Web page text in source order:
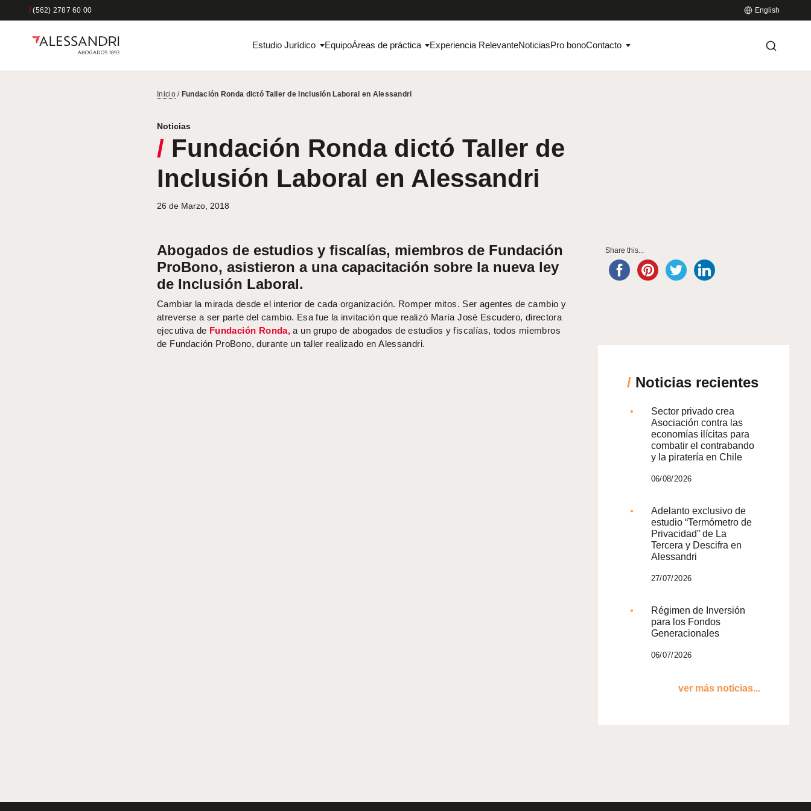
/(562) 2787 60 00 English
Estudio Jurídico EquipoÁreas de práctica Experiencia RelevanteNoticiasPro bonoContacto
Inicio/ Fundación Ronda dictó Taller de Inclusión Laboral en Alessandri
Noticias
/ Fundación Ronda dictó Taller de
Inclusión Laboral en Alessandri
26 de Marzo, 2018
Abogados de estudios y fiscalías, miembros de Fundación
ProBono, asistieron a una capacitación sobre la nueva ley
de Inclusión Laboral.
Cambiar la mirada desde el interior de cada organización. Romper mitos. Ser agentes de cambio y
atreverse a ser parte del cambio. Esa fue la invitación que realizó María José Escudero, directora
ejecutiva de Fundación Ronda, a un grupo de abogados de estudios y fiscalías, todos miembros
de Fundación ProBono, durante un taller realizado en Alessandri.
Share this...
/Noticias recientes
Sector privado crea
Asociación contra las
economías ilícitas para
combatir el contrabando
y la piratería en Chile
06/08/2026
Adelanto exclusivo de
estudio “Termómetro de
Privacidad” de La
Tercera y Descifra en
Alessandri
27/07/2026
Régimen de Inversión
para los Fondos
Generacionales
06/07/2026
ver más noticias...